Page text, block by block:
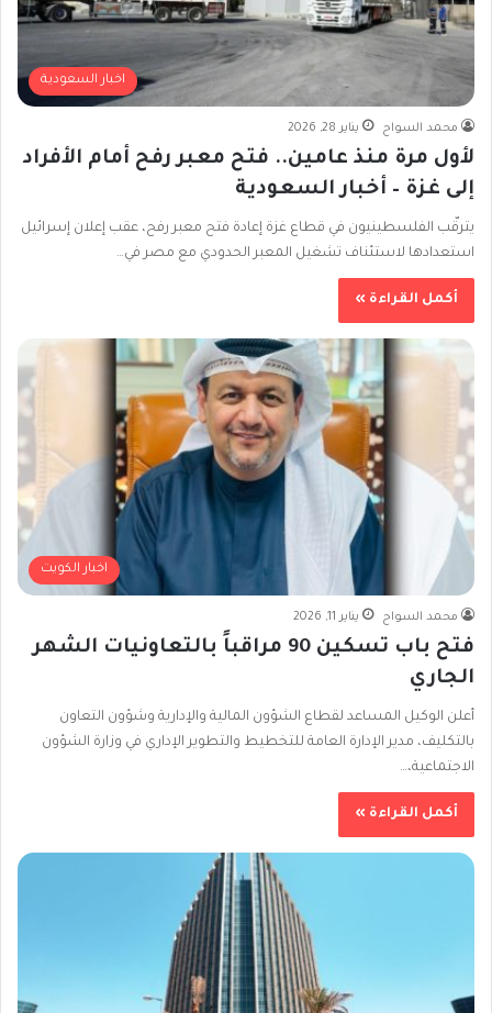
اخبار السعودية
محمد السواح يناير 28, 2026
لأول مرة منذ عامين.. فتح معبر رفح أمام الأفراد
إلى غزة – أخبار السعودية
يترقّب الفلسطينيون في قطاع غزة إعادة فتح معبر رفح، عقب إعلان إسرائيل
استعدادها لاستئناف تشغيل المعبر الحدودي مع مصر في…
أكمل القراءة »
اخبار الكويت
محمد السواح يناير 11, 2026
فتح باب تسكين 90 مراقباً بالتعاونيات الشهر
الجاري
أعلن الوكيل المساعد لقطاع الشؤون المالية والإدارية وشؤون التعاون
بالتكليف، مدير الإدارة العامة للتخطيط والتطوير الإداري في وزارة الشؤون
الاجتماعية،…
أكمل القراءة »